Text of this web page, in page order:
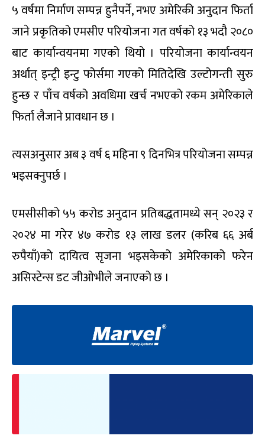
५ वर्षमा निर्माण सम्पन्न हुनैपर्ने, नभए अमेरिकी अनुदान फिर्ता
जाने प्रकृतिको एमसीए परियोजना गत वर्षको १३ भदौ २०८०
बाट कार्यान्वयनमा गएको थियो । परियोजना कार्यान्वयन
अर्थात् इन्ट्री इन्टु फोर्समा गएको मितिदेखि उल्टोगन्ती सुरु
हुन्छ र पाँच वर्षको अवधिमा खर्च नभएको रकम अमेरिकाले
फिर्ता लैजाने प्रावधान छ ।
त्यसअनुसार अब ३ वर्ष ६ महिना ९ दिनभित्र परियोजना सम्पन्न
भइसक्नुपर्छ ।
एमसीसीको ५५ करोड अनुदान प्रतिबद्धतामध्ये सन् २०२३ र
२०२४ मा गरेर ४७ करोड १३ लाख डलर (करिब ६६ अर्ब
रुपैयाँ)को दायित्व सृजना भइसकेको अमेरिकाको फरेन
असिस्टेन्स डट जीओभीले जनाएको छ ।